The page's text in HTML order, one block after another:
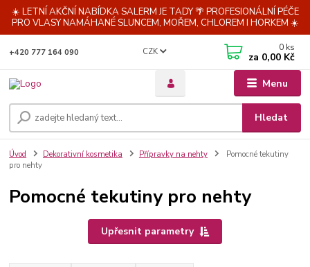
☀️ LETNÍ AKČNÍ NABÍDKA SALERM JE TADY 🌴 PROFESIONÁLNÍ PÉČE
PRO VLASY NAMÁHANÉ SLUNCEM, MOŘEM, CHLOREM I HORKEM ☀️
Menu
CZK
Hledat
+420 777 164 090 0 ks
za 0,00 Kč
Úvod Dekorativní kosmetika Přípravky na nehty
Pomocné tekutiny
pro nehty
Pomocné tekutiny pro nehty
Upřesnit parametry